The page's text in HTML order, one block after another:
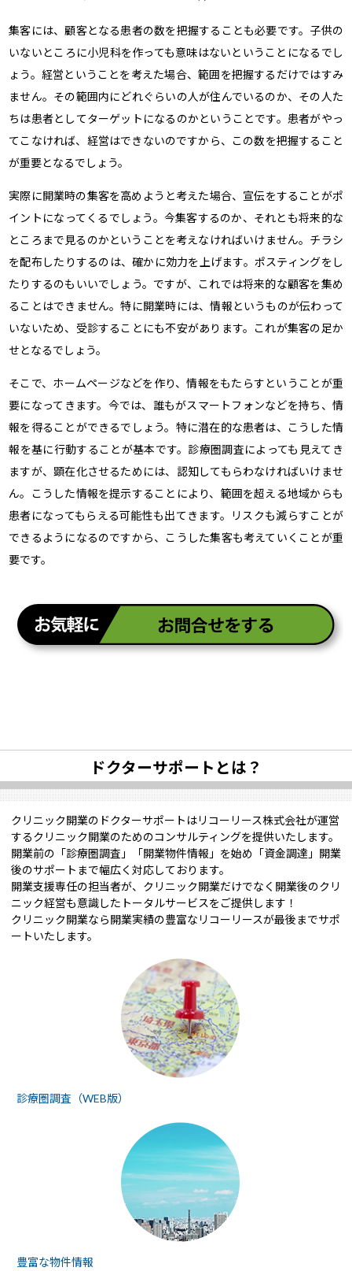
集客には、顧客となる患者の数を把握することも必要です。子供の
いないところに小児科を作っても意味はないということになるでし
ょう。経営ということを考えた場合、範囲を把握するだけではすみ
ません。その範囲内にどれぐらいの人が住んでいるのか、その人た
ちは患者としてターゲットになるのかということです。患者がやっ
てこなければ、経営はできないのですから、この数を把握すること
が重要となるでしょう。
実際に開業時の集客を高めようと考えた場合、宣伝をすることがポ
イントになってくるでしょう。今集客するのか、それとも将来的な
ところまで見るのかということを考えなければいけません。チラシ
を配布したりするのは、確かに効力を上げます。ポスティングをし
たりするのもいいでしょう。ですが、これでは将来的な顧客を集め
ることはできません。特に開業時には、情報というものが伝わって
いないため、受診することにも不安があります。これが集客の足か
せとなるでしょう。
そこで、ホームページなどを作り、情報をもたらすということが重
要になってきます。今では、誰もがスマートフォンなどを持ち、情
報を得ることができるでしょう。特に潜在的な患者は、こうした情
報を基に行動することが基本です。診療圏調査によっても見えてき
ますが、顕在化させるためには、認知してもらわなければいけませ
ん。こうした情報を提示することにより、範囲を超える地域からも
患者になってもらえる可能性も出てきます。リスクも減らすことが
できるようになるのですから、こうした集客も考えていくことが重
要です。
ドクターサポートとは？
クリニック開業のドクターサポートはリコーリース株式会社が運営
するクリニック開業のためのコンサルティングを提供いたします。
開業前の「診療圏調査」「開業物件情報」を始め「資金調達」開業
後のサポートまで幅広く対応しております。
開業支援専任の担当者が、クリニック開業だけでなく開業後のクリ
ニック経営も意識したトータルサービスをご提供します！
クリニック開業なら開業実績の豊富なリコーリースが最後までサポ
ートいたします。
診療圏調査（WEB版）
豊富な物件情報